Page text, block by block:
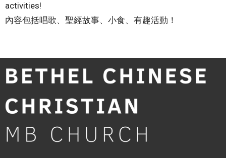
activities!
內容包括唱歌、聖經故事、小食、有趣活動！